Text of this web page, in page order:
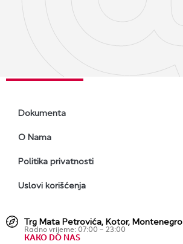
Dokumenta
O Nama
Politika privatnosti
Uslovi korišćenja
Trg Mata Petrovića, Kotor, Montenegro
Radno vrijeme: 07:00 – 23:00
KAKO DO NAS